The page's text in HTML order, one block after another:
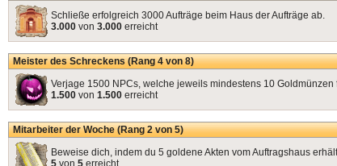
Schließe erfolgreich 3000 Aufträge beim Haus der Aufträge ab.
3.000 von 3.000 erreicht
Meister des Schreckens (Rang 4 von 8)
Verjage 1500 NPCs, welche jeweils mindestens 10 Goldmünzen
1.500 von 1.500 erreicht
Mitarbeiter der Woche (Rang 2 von 5)
Beweise dich, indem du 5 goldene Akten vom Auftragshaus
5 von 5 erreicht